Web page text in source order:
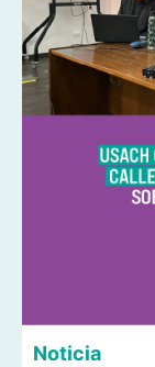
Noticia